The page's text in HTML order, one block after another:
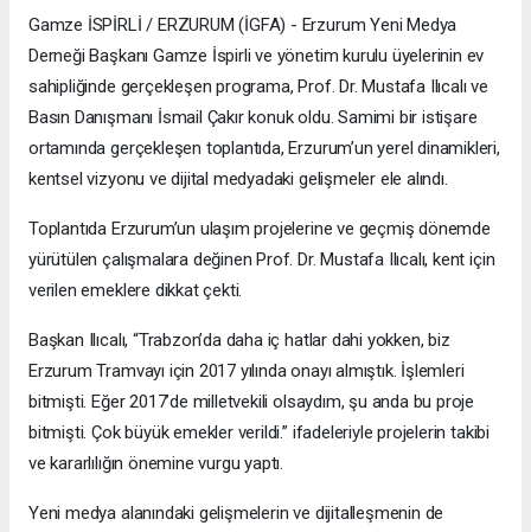
Gamze İSPİRLİ / ERZURUM (İGFA) - Erzurum Yeni Medya
Derneği Başkanı Gamze İspirli ve yönetim kurulu üyelerinin ev
sahipliğinde gerçekleşen programa, Prof. Dr. Mustafa Ilıcalı ve
Basın Danışmanı İsmail Çakır konuk oldu. Samimi bir istişare
ortamında gerçekleşen toplantıda, Erzurum’un yerel dinamikleri,
kentsel vizyonu ve dijital medyadaki gelişmeler ele alındı.
Toplantıda Erzurum’un ulaşım projelerine ve geçmiş dönemde
yürütülen çalışmalara değinen Prof. Dr. Mustafa Ilıcalı, kent için
verilen emeklere dikkat çekti.
Başkan Ilıcalı, “Trabzon’da daha iç hatlar dahi yokken, biz
Erzurum Tramvayı için 2017 yılında onayı almıştık. İşlemleri
bitmişti. Eğer 2017’de milletvekili olsaydım, şu anda bu proje
bitmişti. Çok büyük emekler verildi.” ifadeleriyle projelerin takibi
ve kararlılığın önemine vurgu yaptı.
Yeni medya alanındaki gelişmelerin ve dijitalleşmenin de